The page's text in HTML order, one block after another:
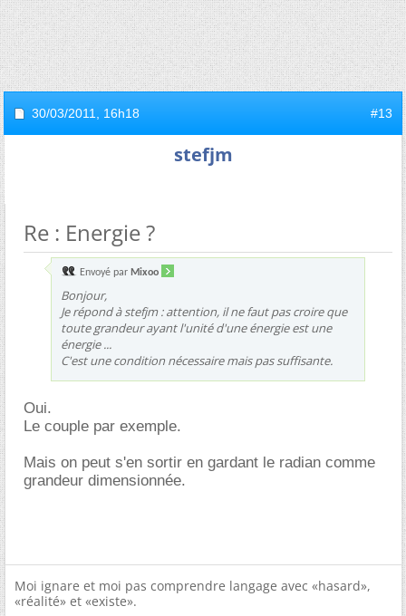
30/03/2011, 16h18 #13
stefjm
Re : Energie ?
Envoyé par Mixoo
Bonjour,
Je répond à stefjm : attention, il ne faut pas croire que
toute grandeur ayant l'unité d'une énergie est une
énergie ...
C'est une condition nécessaire mais pas suffisante.
Oui.
Le couple par exemple.
Mais on peut s'en sortir en gardant le radian comme
grandeur dimensionnée.
Moi ignare et moi pas comprendre langage avec «hasard»,
«réalité» et «existe».